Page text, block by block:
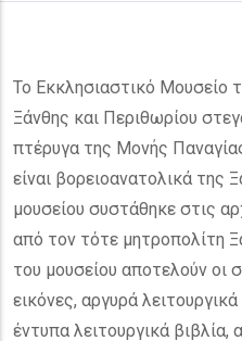
Το Εκκλησιαστικό Μουσείο
Ξάνθης και Περιθωρίου
πτέρυγα της Μονής
είναι βορειοανατολικά της
μουσείου συστάθηκε στις
από τον τότε μητροπολίτη
του μουσείου αποτελούν οι
εικόνες, αργυρά
έντυπα λειτουργικά βιβλία,